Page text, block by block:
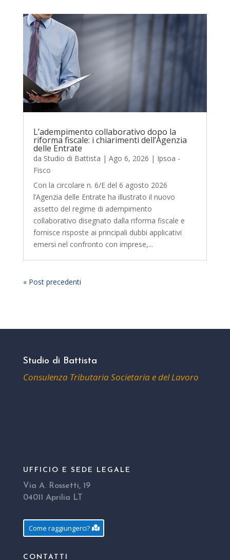
L’adempimento collaborativo dopo la
riforma fiscale: i chiarimenti dell’Agenzia
delle Entrate
da Studio di Battista | Ago 6, 2026 | Ipsoa -
Fisco
Con la circolare n. 6/E del 6 agosto 2026
l’Agenzia delle Entrate ha illustrato il nuovo
assetto del regime di adempimento
collaborativo disegnato dalla riforma fiscale e
fornisce risposte ai principali dubbi applicativi
emersi nel confronto con imprese,...
« Post precedenti
Studio di Battista
Consulenza Tributaria Societaria e del Lavoro
UFFICIO E SEDE LEGALE
Via A. Rossetti, 19
04011 Aprilia LT
Come raggiungerci?
CONTATTI